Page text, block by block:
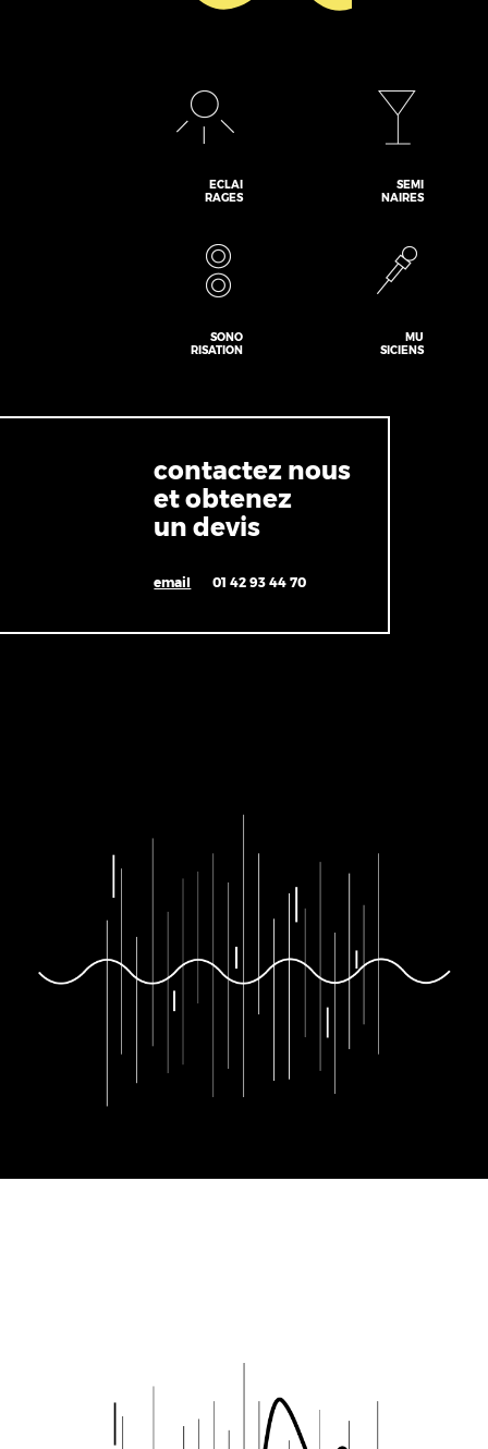
ECLAI
RAGES
SEMI
NAIRES
SONO
RISATION
MU
SICIENS
contactez nous
et obtenez
un devis
email 01 42 93 44 70